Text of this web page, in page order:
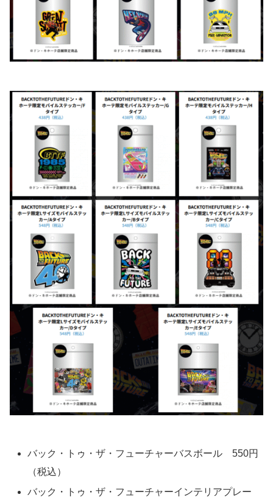
バック・トゥ・ザ・フューチャーバスボール 550円
（税込）
バック・トゥ・ザ・フューチャーインテリアプレー